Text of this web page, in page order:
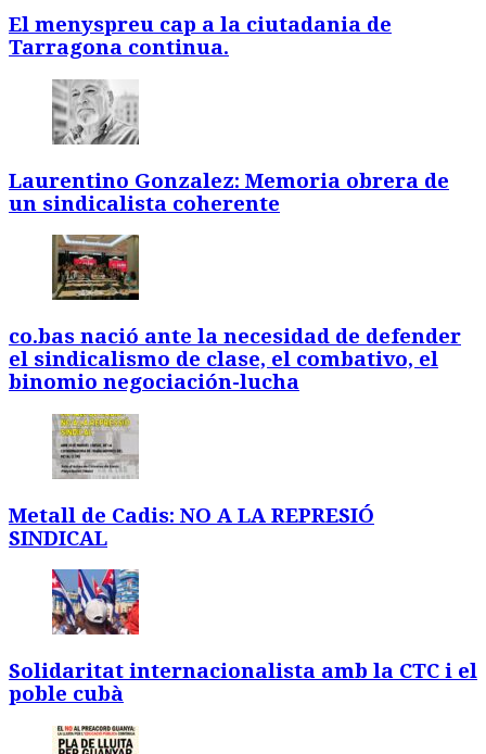
El menyspreu cap a la ciutadania de
Tarragona continua.
Laurentino Gonzalez: Memoria obrera de
un sindicalista coherente
co.bas nació ante la necesidad de defender
el sindicalismo de clase, el combativo, el
binomio negociación-lucha
Metall de Cadis: NO A LA REPRESIÓ
SINDICAL
Solidaritat internacionalista amb la CTC i el
poble cubà